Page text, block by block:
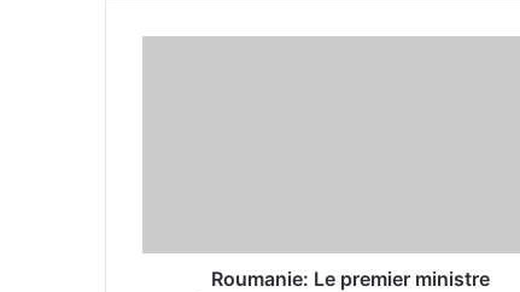
r
Roumanie: Le premier ministre